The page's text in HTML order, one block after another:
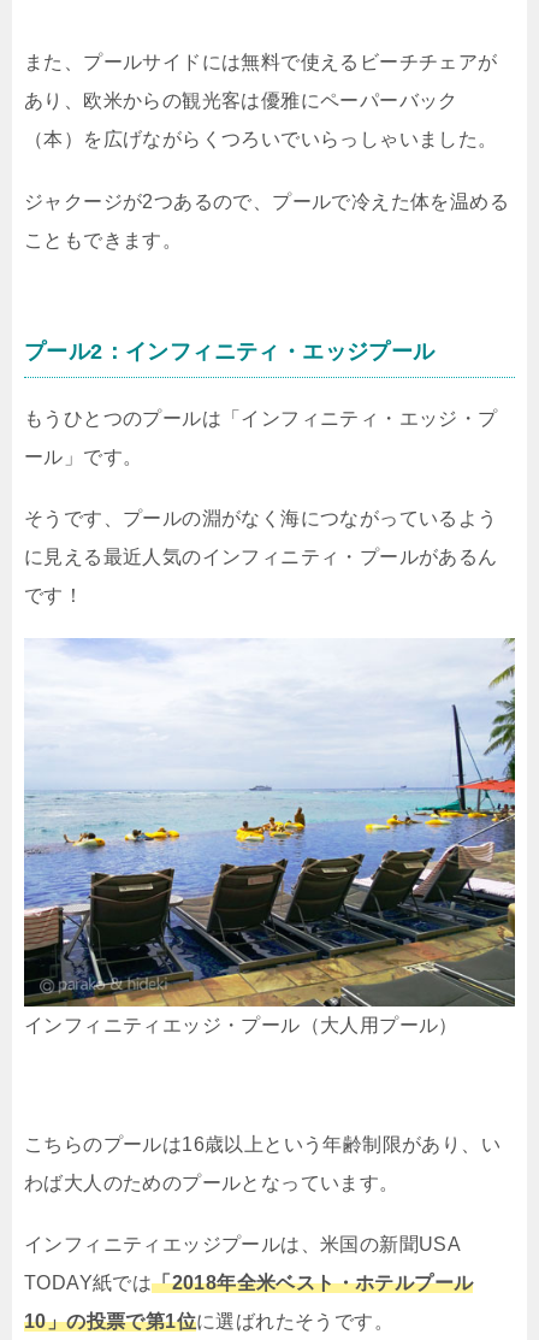
また、プールサイドには無料で使えるビーチチェアが
あり、欧米からの観光客は優雅にペーパーバック
（本）を広げながらくつろいでいらっしゃいました。
ジャクージが2つあるので、プールで冷えた体を温める
こともできます。
プール2：インフィニティ・エッジプール
もうひとつのプールは「インフィニティ・エッジ・プ
ール」です。
そうです、プールの淵がなく海につながっているよう
に見える最近人気のインフィニティ・プールがあるん
です！
インフィニティエッジ・プール（大人用プール）
こちらのプールは16歳以上という年齢制限があり、い
わば大人のためのプールとなっています。
インフィニティエッジプールは、米国の新聞USA
TODAY紙では「2018年全米ベスト・ホテルプール
10」の投票で第1位に選ばれたそうです。